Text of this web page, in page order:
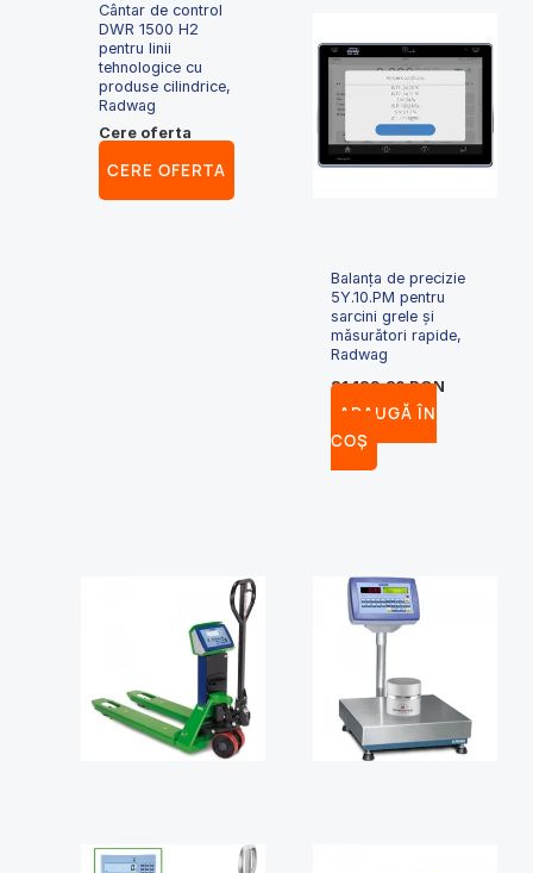
Cântar de control
DWR 1500 H2
pentru linii
tehnologice cu
produse cilindrice,
Radwag
Cere oferta
CERE OFERTA
Balanța de precizie
5Y.10.PM pentru
sarcini grele și
măsurători rapide,
Radwag
21,129.80RON
ADAUGĂ ÎN
COȘ